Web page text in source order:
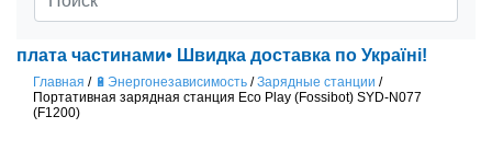
частинами• Швидка доставка по Україні!
Главная / 🔋Энергонезависимость /Зарядные станции /
Портативная зарядная станция Eco Play (Fossibot) SYD-N077
(F1200)